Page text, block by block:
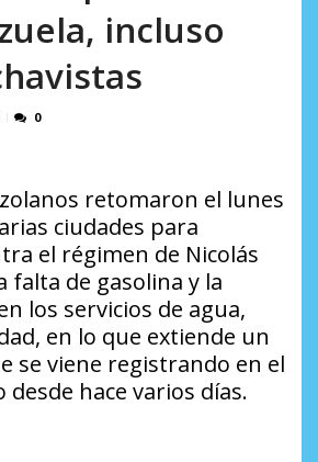
I por la libertad inmediata de l...
AGOSTO 5, 2026
incluso
0
retomaron el lunes
ciudades para
el régimen de Nicolás
falta de gasolina y la
los servicios de agua,
en lo que extiende un
se viene registrando en el
hace varios días.